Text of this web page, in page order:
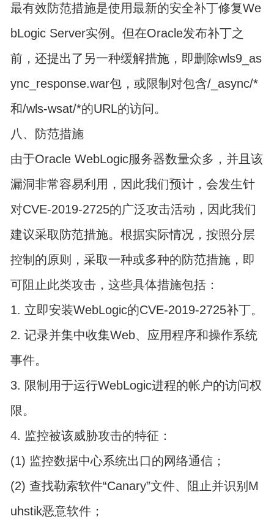
最有效防范措施是使用最新的安全补丁修复We
bLogic Server实例。但在Oracle发布补丁之
前，还提出了另一种缓解措施，即删除wls9_as
ync_response.war包，或限制对包含/_async/*
和/wls-wsat/*的URL的访问。
八、防范措施
由于Oracle WebLogic服务器数量众多，并且该
漏洞非常容易利用，因此我们预计，会发生针
对CVE-2019-2725的广泛攻击活动，因此我们
建议采取防范措施。根据实际情况，按照分层
控制的原则，采取一种或多种的防范措施，即
可阻止此类攻击，这些具体措施包括：
1. 立即安装WebLogic的CVE-2019-2725补丁。
2. 记录并集中收集Web、应用程序和操作系统
事件。
3. 限制用于运行WebLogic进程的帐户的访问权
限。
4. 监控被该威胁攻击的特征：
(1) 监控数据中心系统出口的网络通信；
(2) 查找勒索软件“Canary”文件、阻止并识别M
uhstik恶意软件；